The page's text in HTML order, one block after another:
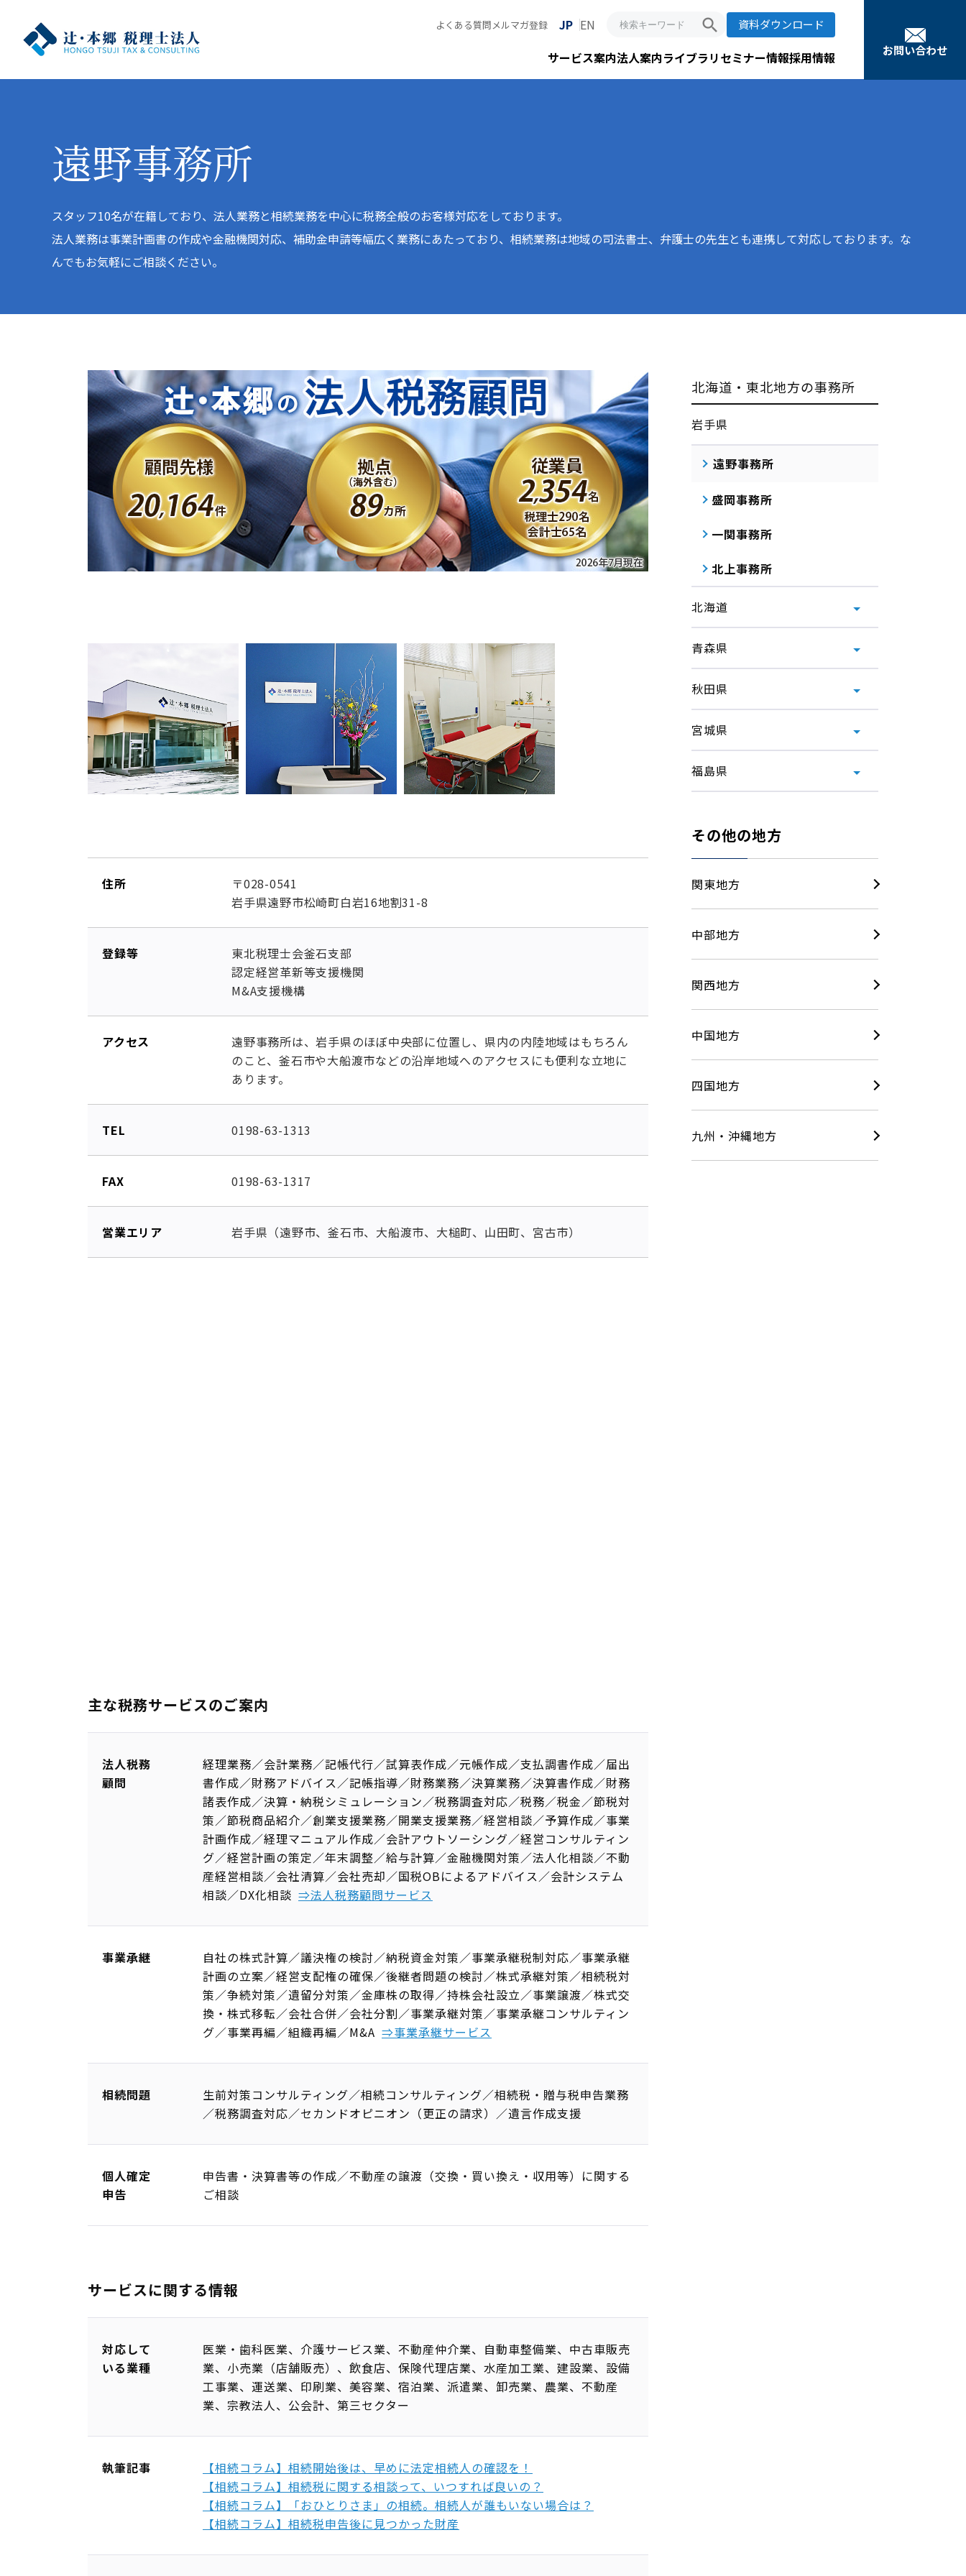
よくある質問 メルマガ登録 JP EN search 資料ダウンロード
サービス案内法人案内ライブラリセミナー情報採用情報 お問い合わせ
遠野事務所
スタッフ10名が在籍しており、法人業務と相続業務を中心に税務全般のお客様対応をしております。
法人業務は事業計画書の作成や金融機関対応、補助金申請等幅広く業務にあたっており、相続業務は地域の司法書士、弁護士の先生とも連携して対応しております。な
んでもお気軽にご相談ください。
住所
〒028-0541
岩手県遠野市松崎町白岩16地割31-8
登録等
東北税理士会釜石支部
認定経営革新等支援機関
M&A支援機構
アクセス
遠野事務所は、岩手県のほぼ中央部に位置し、県内の内陸地域はもちろん
のこと、釜石市や大船渡市などの沿岸地域へのアクセスにも便利な立地に
あります。
TEL 0198-63-1313
FAX 0198-63-1317
営業エリア 岩手県（遠野市、釜石市、大船渡市、大槌町、山田町、宮古市）
主な税務サービスのご案内
法人税務
顧問
経理業務／会計業務／記帳代行／試算表作成／元帳作成／支払調書作成／届出
書作成／財務アドバイス／記帳指導／財務業務／決算業務／決算書作成／財務
諸表作成／決算・納税シミュレーション／税務調査対応／税務／税金／節税対
策／節税商品紹介／創業支援業務／開業支援業務／経営相談／予算作成／事業
計画作成／経理マニュアル作成／会計アウトソーシング／経営コンサルティン
グ／経営計画の策定／年末調整／給与計算／金融機関対策／法人化相談／不動
産経営相談／会社清算／会社売却／国税OBによるアドバイス／会計システム
相談／DX化相談 ⇒法人税務顧問サービス
事業承継
自社の株式計算／議決権の検討／納税資金対策／事業承継税制対応／事業承継
計画の立案／経営支配権の確保／後継者問題の検討／株式承継対策／相続税対
策／争続対策／遺留分対策／金庫株の取得／持株会社設立／事業譲渡／株式交
換・株式移転／会社合併／会社分割／事業承継対策／事業承継コンサルティン
グ／事業再編／組織再編／M&A ⇒事業承継サービス
相続問題
生前対策コンサルティング／相続コンサルティング／相続税・贈与税申告業務
／税務調査対応／セカンドオピニオン（更正の請求）／遺言作成支援
個人確定
申告
申告書・決算書等の作成／不動産の譲渡（交換・買い換え・収用等）に関する
ご相談
サービスに関する情報
対応して
いる業種
医業・歯科医業、介護サービス業、不動産仲介業、自動車整備業、中古車販売
業、小売業（店舗販売）、飲食店、保険代理店業、水産加工業、建設業、設備
工事業、運送業、印刷業、美容業、宿泊業、派遣業、卸売業、農業、不動産
業、宗教法人、公会計、第三セクター
執筆記事
【相続コラム】相続開始後は、早めに法定相続人の確認を！
【相続コラム】相続税に関する相談って、いつすれば良いの？
【相続コラム】「おひとりさま」の相続。相続人が誰もいない場合は？
【相続コラム】相続税申告後に見つかった財産
北海道・東北地方の事務所
岩手県
遠野事務所
盛岡事務所
一関事務所
北上事務所
北海道
青森県
秋田県
宮城県
福島県
その他の地方
関東地方
中部地方
関西地方
中国地方
四国地方
九州・沖縄地方